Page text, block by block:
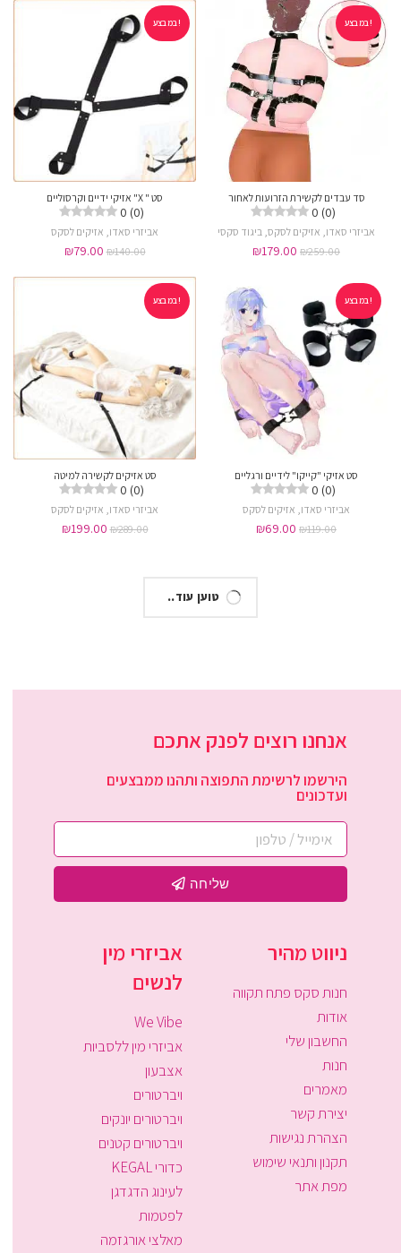
במבצע!
סד עבדים לקשירת הזרועות לאחור
0 (0)
אביזרי סאדו, אזיקים לסקס, ביגוד סקסי
₪259.00
₪179.00
במבצע!
סט " X" אזיקי ידיים וקרסוליים
0 (0)
אביזרי סאדו, אזיקים לסקס
₪140.00
₪79.00
במבצע!
סט אזיקי "קייקו" לידיים ורגליים
0 (0)
אביזרי סאדו, אזיקים לסקס
₪119.00
₪69.00
במבצע!
סט אזיקים לקשירה למיטה
0 (0)
אביזרי סאדו, אזיקים לסקס
₪289.00
₪199.00
טוען עוד..
אנחנו רוצים לפנק אתכם
הירשמו לרשימת התפוצה ותהנו ממבצעים
ועדכונים
שליחה
ניווט מהיר
חנות סקס פתח תקווה
אודות
החשבון שלי
חנות
מאמרים
יצירת קשר
הצהרת נגישות
תקנון ותנאי שימוש
מפת אתר
אביזרי מין
לנשים
We Vibe
אביזרי מין ללסביות
אצבעון
ויברטורים
ויברטורים יונקים
ויברטורים קטנים
כדורי KEGAL
לעינוג הדגדגן
לפטמות
מאלצי אורגזמה